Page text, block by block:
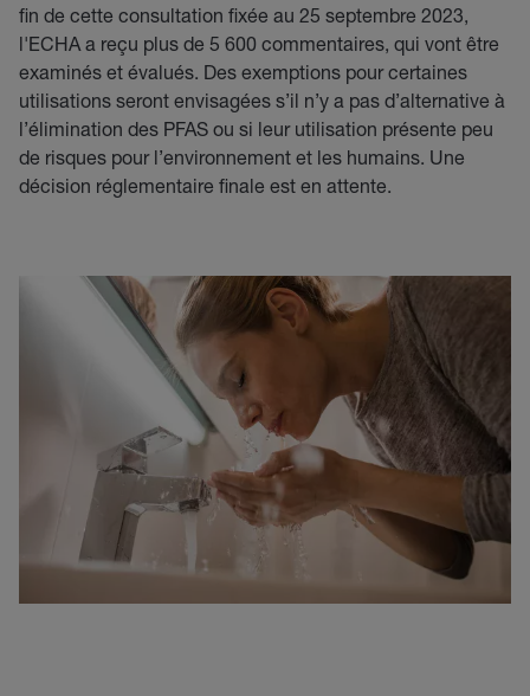
fin de cette consultation fixée au 25 septembre 2023,
l'ECHA a reçu plus de 5 600 commentaires, qui vont être
examinés et évalués. Des exemptions pour certaines
utilisations seront envisagées s’il n’y a pas d’alternative à
l’élimination des PFAS ou si leur utilisation présente peu
de risques pour l’environnement et les humains. Une
décision réglementaire finale est en attente.